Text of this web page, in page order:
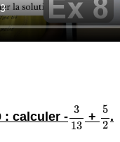
: calculer - + .